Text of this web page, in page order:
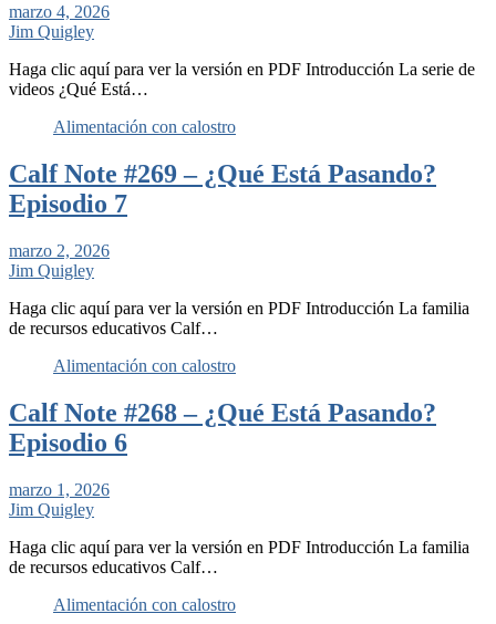
marzo 4, 2026
Jim Quigley
Haga clic aquí para ver la versión en PDF Introducción La serie de
videos ¿Qué Está…
Alimentación con calostro
Calf Note #269 – ¿Qué Está Pasando?
Episodio 7
marzo 2, 2026
Jim Quigley
Haga clic aquí para ver la versión en PDF Introducción La familia
de recursos educativos Calf…
Alimentación con calostro
Calf Note #268 – ¿Qué Está Pasando?
Episodio 6
marzo 1, 2026
Jim Quigley
Haga clic aquí para ver la versión en PDF Introducción La familia
de recursos educativos Calf…
Alimentación con calostro